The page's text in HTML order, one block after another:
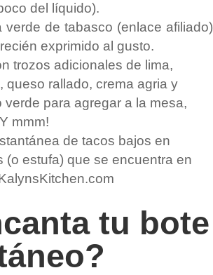
del líquido).
verde de tabasco (enlace afiliado)
exprimido al gusto.
trozos adicionales de lima,
queso rallado, crema agria y
para agregar a la mesa,
mmm!
tu bote